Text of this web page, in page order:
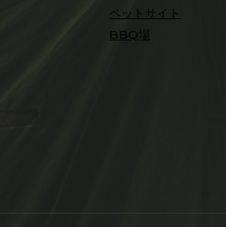
ペットサイト
BBQ場